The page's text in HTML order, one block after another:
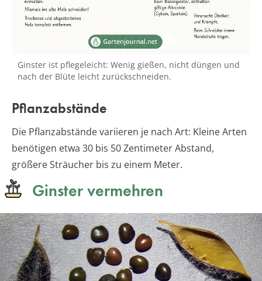
Ginster ist pflegeleicht: Wenig gießen, nicht düngen und
nach der Blüte leicht zurückschneiden.
Pflanzabstände
Die Pflanzabstände variieren je nach Art: Kleine Arten
benötigen etwa 30 bis 50 Zentimeter Abstand,
größere Sträucher bis zu einem Meter.
Ginster vermehren